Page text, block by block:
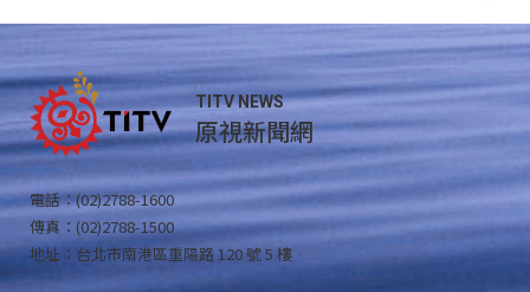
TITV NEWS
原視新聞網
電話：(02)2788-1600
傳真：(02)2788-1500
地址：台北市南港區重陽路 120 號 5 樓